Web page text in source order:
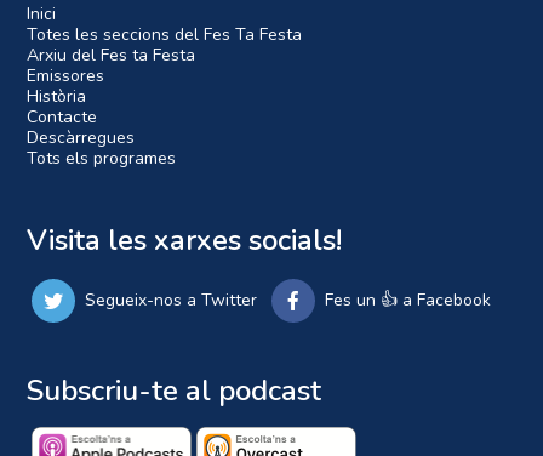
Inici
Totes les seccions del Fes Ta Festa
Arxiu del Fes ta Festa
Emissores
Història
Contacte
Descàrregues
Tots els programes
Visita les xarxes socials!
Segueix-nos a Twitter Fes un 👍 a Facebook
Subscriu-te al podcast